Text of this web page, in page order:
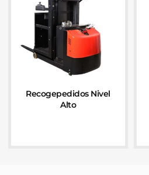
Recogepedidos Nivel
Alto